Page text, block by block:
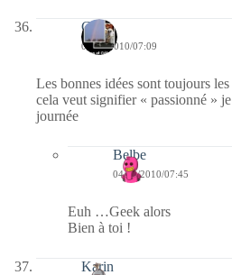
Célia
04/03/2010/07:09
Les bonnes idées sont toujours
cela veut signifier « passionné »
journée
Belbe
04/03/2010/07:45
Euh …Geek alors
Bien à toi !
Karin